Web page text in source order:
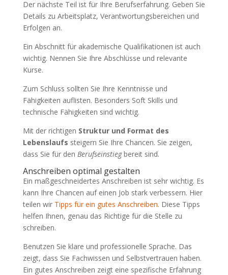
Der nächste Teil ist für Ihre Berufserfahrung. Geben Sie
Details zu Arbeitsplatz, Verantwortungsbereichen und
Erfolgen an.
Ein Abschnitt für akademische Qualifikationen ist auch
wichtig. Nennen Sie Ihre Abschlüsse und relevante
Kurse.
Zum Schluss sollten Sie Ihre Kenntnisse und
Fähigkeiten auflisten. Besonders Soft Skills und
technische Fähigkeiten sind wichtig.
Mit der richtigen Struktur und Format des
Lebenslaufs steigern Sie Ihre Chancen. Sie zeigen,
dass Sie für den Berufseinstiegbereit sind.
Anschreiben optimal gestalten
Ein maßgeschneidertes Anschreiben ist sehr wichtig. Es
kann Ihre Chancen auf einen Job stark verbessern. Hier
teilen wir Tipps für ein gutes Anschreiben. Diese Tipps
helfen Ihnen, genau das Richtige für die Stelle zu
schreiben.
Benutzen Sie klare und professionelle Sprache. Das
zeigt, dass Sie Fachwissen und Selbstvertrauen haben.
Ein gutes Anschreiben zeigt eine spezifische Erfahrung